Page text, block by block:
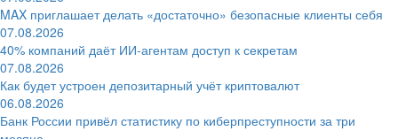
MAX приглашает делать «достаточно» безопасные клиенты себя
07.08.2026
40% компаний даёт ИИ‑агентам доступ к секретам
07.08.2026
Как будет устроен депозитарный учёт криптовалют
06.08.2026
Банк России привёл статистику по киберпреступности за три